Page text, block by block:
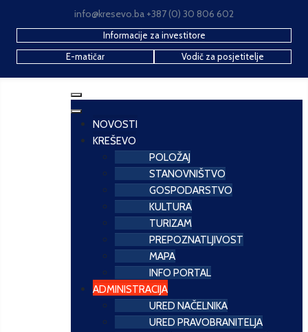
info@kresevo.ba +387 (0) 30 806 602
Informacije za investitore
E-matičar
Vodič za posjetitelje
NOVOSTI
KREŠEVO
POLOŽAJ
STANOVNIŠTVO
GOSPODARSTVO
KULTURA
TURIZAM
PREPOZNATLJIVOST
MAPA
INFO PORTAL
ADMINISTRACIJA
URED NAČELNIKA
URED PRAVOBRANITELJA